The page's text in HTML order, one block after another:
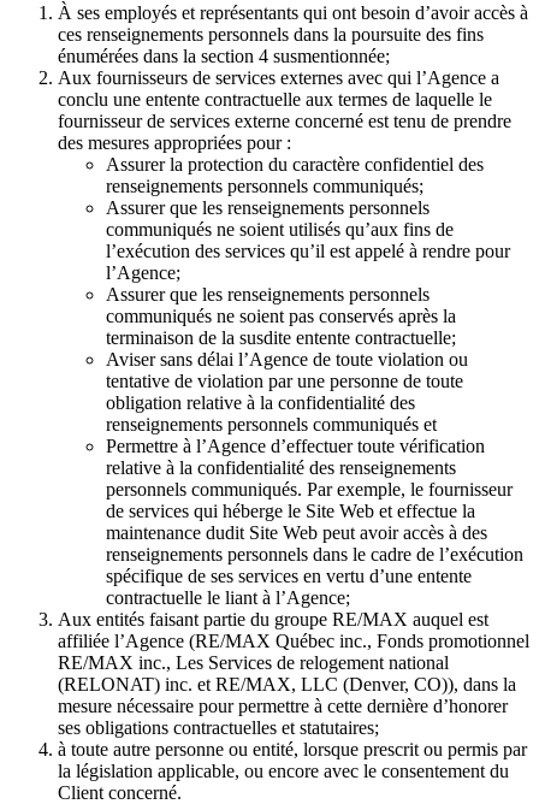
À ses employés et représentants qui ont besoin d’avoir accès à
ces renseignements personnels dans la poursuite des fins
énumérées dans la section 4 susmentionnée;
Aux fournisseurs de services externes avec qui l’Agence a
conclu une entente contractuelle aux termes de laquelle le
fournisseur de services externe concerné est tenu de prendre
des mesures appropriées pour :
Assurer la protection du caractère confidentiel des
renseignements personnels communiqués;
Assurer que les renseignements personnels
communiqués ne soient utilisés qu’aux fins de
l’exécution des services qu’il est appelé à rendre pour
l’Agence;
Assurer que les renseignements personnels
communiqués ne soient pas conservés après la
terminaison de la susdite entente contractuelle;
Aviser sans délai l’Agence de toute violation ou
tentative de violation par une personne de toute
obligation relative à la confidentialité des
renseignements personnels communiqués et
Permettre à l’Agence d’effectuer toute vérification
relative à la confidentialité des renseignements
personnels communiqués. Par exemple, le fournisseur
de services qui héberge le Site Web et effectue la
maintenance dudit Site Web peut avoir accès à des
renseignements personnels dans le cadre de l’exécution
spécifique de ses services en vertu d’une entente
contractuelle le liant à l’Agence;
Aux entités faisant partie du groupe RE/MAX auquel est
affiliée l’Agence (RE/MAX Québec inc., Fonds promotionnel
RE/MAX inc., Les Services de relogement national
(RELONAT) inc. et RE/MAX, LLC (Denver, CO)), dans la
mesure nécessaire pour permettre à cette dernière d’honorer
ses obligations contractuelles et statutaires;
à toute autre personne ou entité, lorsque prescrit ou permis par
la législation applicable, ou encore avec le consentement du
Client concerné.